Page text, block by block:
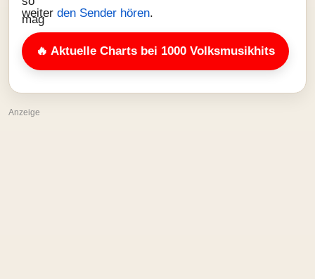
weiter den Sender hören.
🔥 Aktuelle Charts bei 1000 Volksmusikhits
Anzeige